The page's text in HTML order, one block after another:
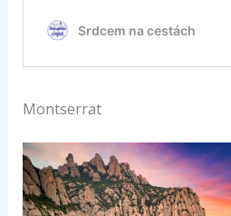
Montserrat